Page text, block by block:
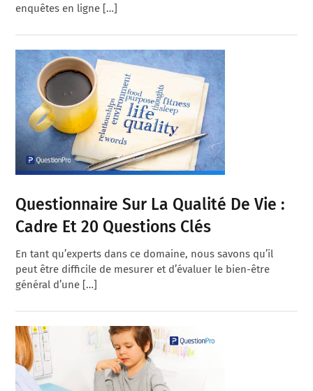
enquêtes en ligne […]
Questionnaire Sur La Qualité De Vie :
Cadre Et 20 Questions Clés
En tant qu’experts dans ce domaine, nous savons qu’il
peut être difficile de mesurer et d’évaluer le bien-être
général d’une […]